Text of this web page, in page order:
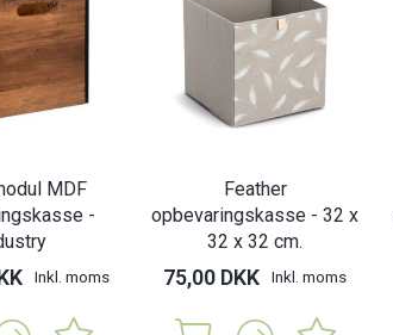
MDF
-
Inkl. moms
Feather
opbevaringskasse - 32 x
32 x 32 cm.
75,00 DKK Inkl. moms